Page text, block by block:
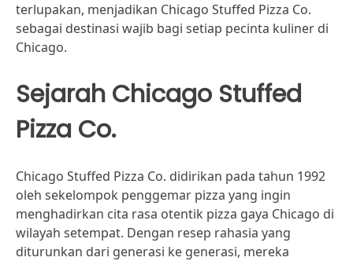
terlupakan, menjadikan Chicago Stuffed Pizza Co.
sebagai destinasi wajib bagi setiap pecinta kuliner di
Chicago.
Sejarah Chicago Stuffed
Pizza Co.
Chicago Stuffed Pizza Co. didirikan pada tahun 1992
oleh sekelompok penggemar pizza yang ingin
menghadirkan cita rasa otentik pizza gaya Chicago di
wilayah setempat. Dengan resep rahasia yang
diturunkan dari generasi ke generasi, mereka